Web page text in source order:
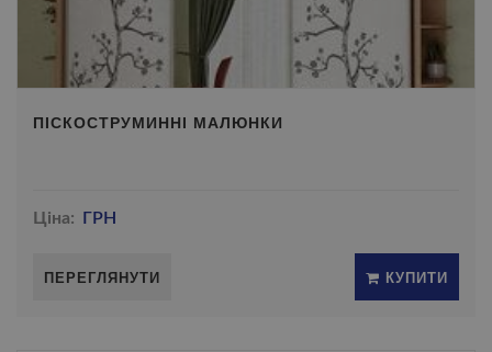
ПІСКОСТРУМИННІ МАЛЮНКИ
Ціна: ГРН
ПЕРЕГЛЯНУТИ КУПИТИ